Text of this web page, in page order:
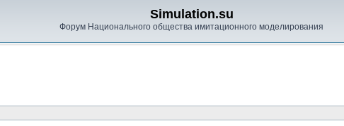
Simulation.su
Форум Национального общества имитационного моделирования